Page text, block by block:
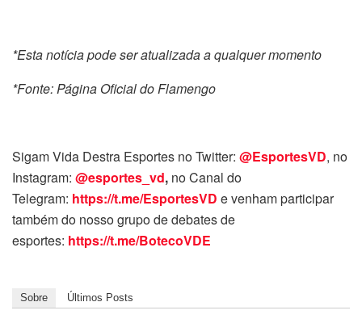
*Esta notícia pode ser atualizada a qualquer momento
*Fonte: Página Oficial do Flamengo
Sigam Vida Destra Esportes no Twitter: @EsportesVD, no
Instagram: @esportes_vd, no Canal do
Telegram: https://t.me/EsportesVD e venham participar
também do nosso grupo de debates de
esportes: https://t.me/BotecoVDE
Sobre Últimos Posts